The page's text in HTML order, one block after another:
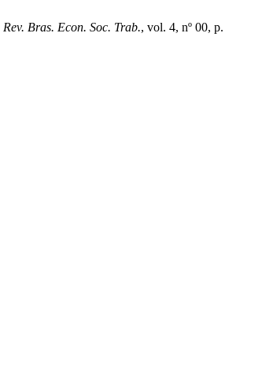
Rev. Bras. Econ. Soc. Trab., vol. 4, nº 00, p.